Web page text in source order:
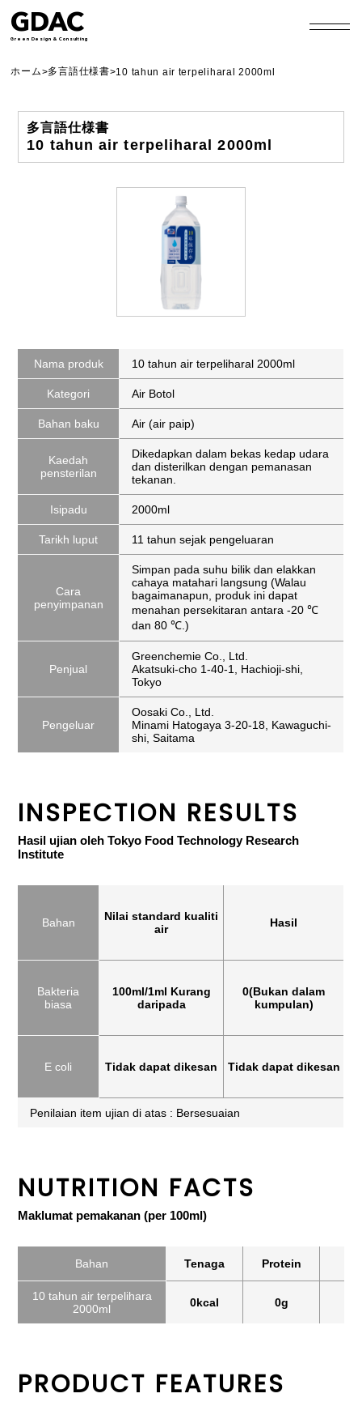
GDAC
Green Design & Consulting
ホーム>多言語仕様書>10 tahun air terpeliharal 2000ml
多言語仕様書
10 tahun air terpeliharal 2000ml
Nama produk 10 tahun air terpeliharal 2000ml
Kategori Air Botol
Bahan baku Air (air paip)
Kaedah
pensterilan
Dikedapkan dalam bekas kedap udara
dan disterilkan dengan pemanasan
tekanan.
Isipadu 2000ml
Tarikh luput 11 tahun sejak pengeluaran
Cara
penyimpanan
Simpan pada suhu bilik dan elakkan
cahaya matahari langsung (Walau
bagaimanapun, produk ini dapat
menahan persekitaran antara -20 ℃
dan 80 ℃.)
Penjual
Greenchemie Co., Ltd.
Akatsuki-cho 1-40-1, Hachioji-shi,
Tokyo
Pengeluar
Oosaki Co., Ltd.
Minami Hatogaya 3-20-18, Kawaguchi-
shi, Saitama
INSPECTION RESULTS
Hasil ujian oleh Tokyo Food Technology Research
Institute
Bahan
Nilai standard kualiti
air
Hasil
Bakteria
biasa
100ml/1ml Kurang
daripada
0(Bukan dalam
kumpulan)
E coli Tidak dapat dikesan Tidak dapat dikesan
Penilaian item ujian di atas : Bersesuaian
NUTRITION FACTS
Maklumat pemakanan (per 100ml)
Bahan Tenaga Protein
10 tahun air terpelihara
2000ml
0kcal 0g
PRODUCT FEATURES